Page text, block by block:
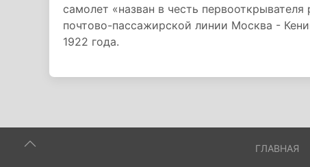
самолет «назван в честь
почтово-пассажирской линии Москва -
1922 года.
ГЛАВНАЯ